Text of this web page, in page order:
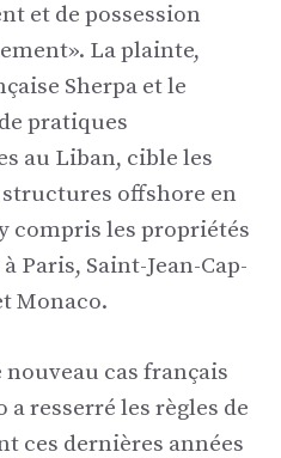
et de possession
La plainte,
Sherpa et le
pratiques
au Liban, cible les
offshore en
compris les propriétés
Paris, Saint-Jean-Cap-
Monaco.
cas français
resserré les règles de
ces dernières années